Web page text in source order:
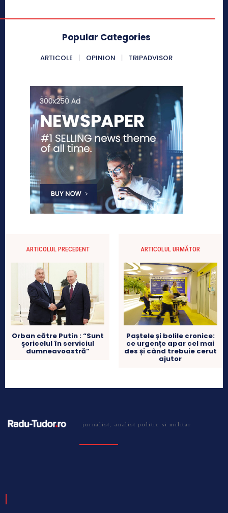
Popular Categories
ARTICOLE OPINION TRIPADVISOR
ARTICOLUL PRECEDENT
Orban către Putin : “Sunt
şoricelul în serviciul
dumneavoastră”
ARTICOLUL URMĂTOR
Paștele și bolile cronice:
ce urgențe apar cel mai
des și când trebuie cerut
ajutor
jurnalist, analist politic si militar